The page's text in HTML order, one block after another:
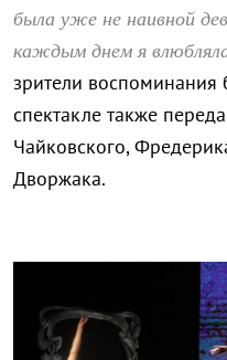
была уже не наивной
каждым днем я
зрители воспоминания
спектакле также
Чайковского,
Дворжака.